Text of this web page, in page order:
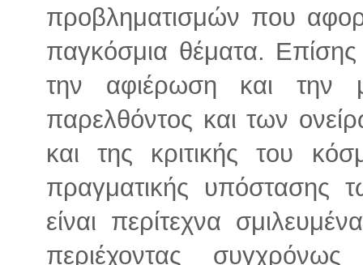
προβληματισμών που
παγκόσμια θέματα. Επίσης
την αφιέρωση και την
παρελθόντος και των
και της κριτικής του
πραγματικής υπόστασης
είναι περίτεχνα
περιέχοντας